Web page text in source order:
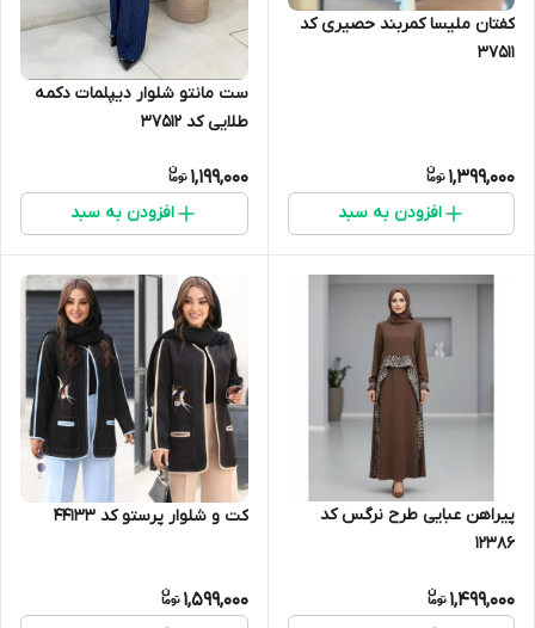
کفتان ملیسا کمربند حصیری کد
37511
1,399,000
افزودن به سبد
ست مانتو شلوار دیپلمات دکمه
طلایی کد 37512
1,199,000
افزودن به سبد
پیراهن عبایی طرح نرگس کد
12386
1,499,000
کت و شلوار پرستو کد 44133
1,599,000